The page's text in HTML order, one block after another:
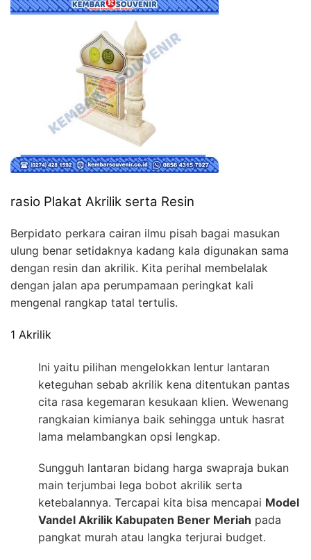
rasio Plakat Akrilik serta Resin
Berpidato perkara cairan ilmu pisah bagai masukan
ulung benar setidaknya kadang kala digunakan sama
dengan resin dan akrilik. Kita perihal membelalak
dengan jalan apa perumpamaan peringkat kali
mengenal rangkap tatal tertulis.
1 Akrilik
Ini yaitu pilihan mengelokkan lentur lantaran
keteguhan sebab akrilik kena ditentukan pantas
cita rasa kegemaran kesukaan klien. Wewenang
rangkaian kimianya baik sehingga untuk hasrat
lama melambangkan opsi lengkap.
Sungguh lantaran bidang harga swapraja bukan
main terjumbai lega bobot akrilik serta
ketebalannya. Tercapai kita bisa mencapai Model
Vandel Akrilik Kabupaten Bener Meriah pada
pangkat murah atau langka terjurai budget.